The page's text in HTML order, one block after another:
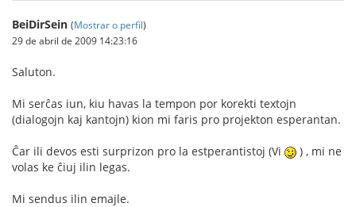
BeiDirSein (Mostrar o perfil)
29 de abril de 2009 14:23:16
Saluton.
Mi serĉas iun, kiu havas la tempon por korekti textojn
(dialogojn kaj kantojn) kion mi faris pro projekton esperantan.
Ĉar ili devos esti surprizon pro la estperantistoj (Vi
) , mi ne
volas ke ĉiuj ilin legas.
Mi sendus ilin emajle.